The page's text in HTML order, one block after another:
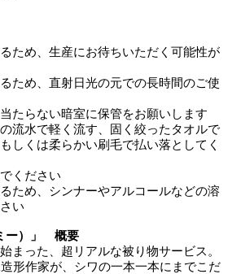
ため、生産にお待ちいただく可能性が
ため、直射日光の元での長時間のご使
たらない暗室に保管をお願いします
流水で軽く流す、固く絞ったタオルで
しくは柔らかい刷毛で払い落としてく
ください
ため、シンナーやアルコールなどの溶
い
ー）」 概要
まった、超リアルな被り物サービス。
形作家が、シワの一本一本にまでこだ